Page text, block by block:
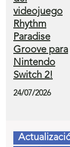
videojuego
Rhythm
Paradise
Groove para
Nintendo
Switch 2!
24/07/2026